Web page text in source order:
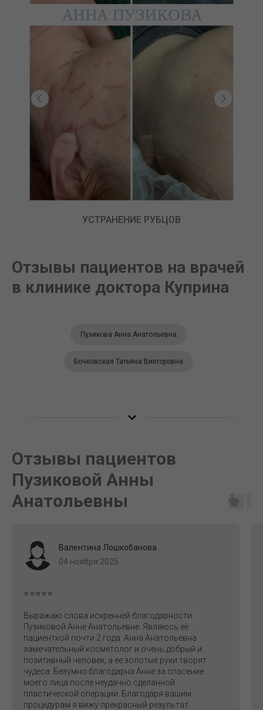
ЛЕЧЕНИЕ АКНЕ, РОЗАЦЕА
Отзывы пациентов на врачей
в клинике доктора Куприна
Пузикова Анна Анатольевна
Бочковская Татьяна Викторовна
Отзывы пациентов
Пузиковой Анны
Анатольевны
Валентина Лошкобанова
04 ноября 2025
⭐⭐⭐⭐⭐
Выражаю слова искренней благодарности
Пузиковой Анне Анатольевне. Являюсь её
пациенткой почти 2 года. Анна Анатольевна
замечательный косметолог и очень добрый и
позитивный человек, а ее золотые руки творят
чудеса. Безумно благодарна Анне за спасение
моего лица после неудачно сделанной
пластической операции. Благодаря вашим
процедурам я вижу прекрасный результат.